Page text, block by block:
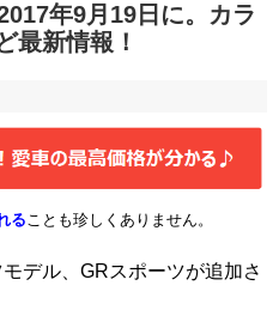
年9月19日に。カラ
最新情報！
ることも珍しくありません。
デル、GRスポーツが追加さ